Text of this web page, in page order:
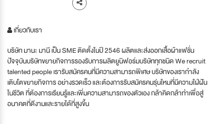
เกี่ยวกับเรา
บริษัท มานะ มานี เป็น SME ติดตั้งในปี 2546 ผลิตและส่งออกเสื้อผ้าแฟชั่น
ปัจจุบันบริษัทขยายกิจการรองรับการผลิตยูนิฟอร์มบริษัททุกชนิด We recruit
talented people เรารับสมัครคนที่มีความสามารถพิเศษ บริษัทของเรากำลัง
เติบโตขยายกิจการ อย่างรวดเร็ว และต้องการรับสมัครคนรุ่นใหมที่มีความใฝ่ฝัน
ในชีวิต ที่ต้องการเรียนรู้และเพิ่มความสามารถของตัวเอง กล้าคิดกล้าทำเพื่อสู่
อนาคตที่ดีงามและรายได้ที่สูงขึ้น